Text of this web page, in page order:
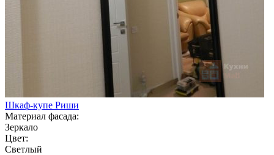
Шкаф-купе Риши
Материал фасада:
Зеркало
Цвет:
Светлый